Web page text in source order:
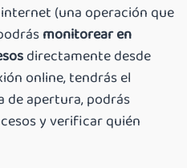
(una operación que
monitorear en
directamente desde
online, tendrás el
de apertura, podrás
y verificar quién